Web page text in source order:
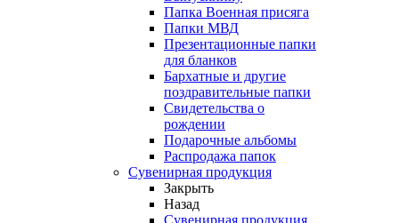
Папка Военная присяга
Папки МВД
Презентационные папки
для бланков
Бархатные и другие
поздравительные папки
Свидетельства о
рождении
Подарочные альбомы
Распродажа папок
Сувенирная продукция
Закрыть
Назад
Сувенирная продукция